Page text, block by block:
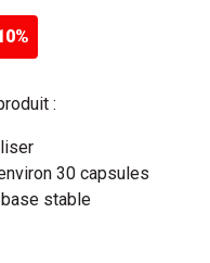
:
30 capsules
stable